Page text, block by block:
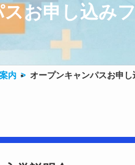
お申し込み
内 オープンキャンパスお申し